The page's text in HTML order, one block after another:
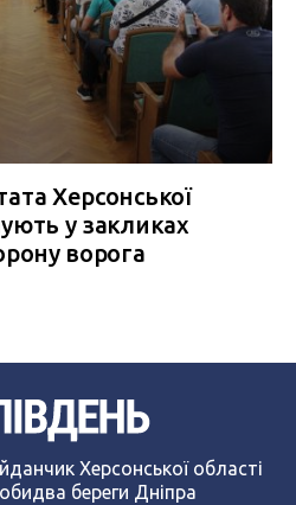
Херсонської
у закликах
ворога
Херсонської області
береги Дніпра